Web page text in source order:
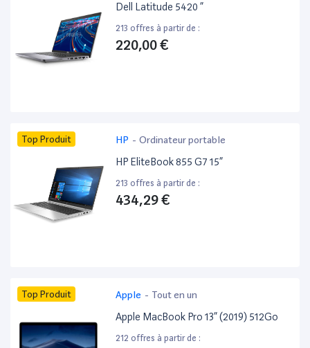
Dell Latitude 5420 ”
213 offres à partir de :
220,00 €
Top Produit HP - Ordinateur portable
HP EliteBook 855 G7 15”
213 offres à partir de :
434,29 €
Top Produit Apple - Tout en un
Apple MacBook Pro 13” (2019) 512Go
212 offres à partir de :